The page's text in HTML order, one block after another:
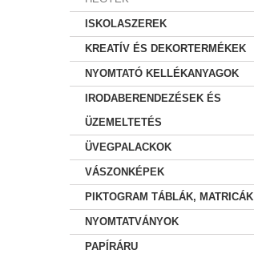
ISKOLASZEREK
KREATÍV ÉS DEKORTERMÉKEK
NYOMTATÓ KELLÉKANYAGOK
IRODABERENDEZÉSEK ÉS
ÜZEMELTETÉS
ÜVEGPALACKOK
VÁSZONKÉPEK
PIKTOGRAM TÁBLÁK, MATRICÁK
NYOMTATVÁNYOK
PAPÍRÁRU